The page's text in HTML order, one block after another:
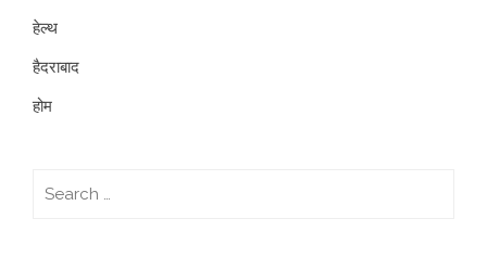
हेल्थ
हैदराबाद
होम